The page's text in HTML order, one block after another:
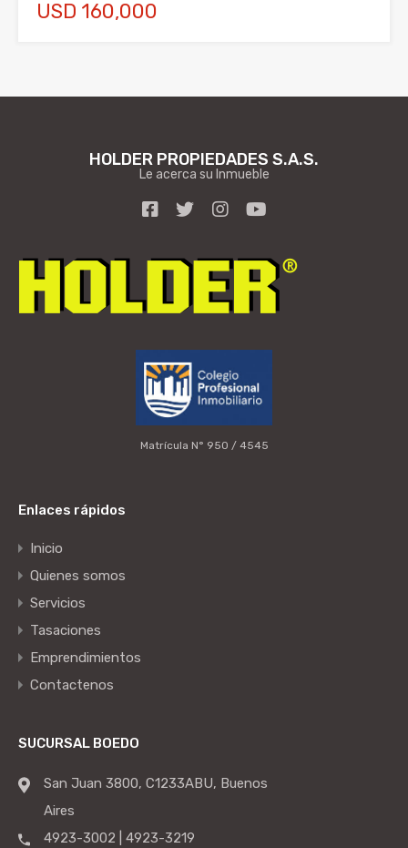
USD 160,000
HOLDER PROPIEDADES S.A.S.
Le acerca su Inmueble
Matrícula N° 950 / 4545
Enlaces rápidos
Inicio
Quienes somos
Servicios
Tasaciones
Emprendimientos
Contactenos
SUCURSAL BOEDO
San Juan 3800, C1233ABU, Buenos
Aires
4923-3002 | 4923-3219